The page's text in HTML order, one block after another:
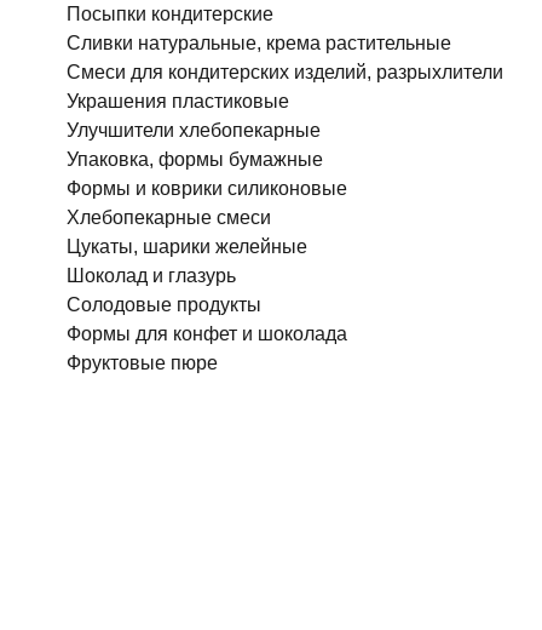
Посыпки кондитерские
Сливки натуральные, крема растительные
Смеси для кондитерских изделий, разрыхлители
Украшения пластиковые
Улучшители хлебопекарные
Упаковка, формы бумажные
Формы и коврики силиконовые
Хлебопекарные смеси
Цукаты, шарики желейные
Шоколад и глазурь
Солодовые продукты
Формы для конфет и шоколада
Фруктовые пюре